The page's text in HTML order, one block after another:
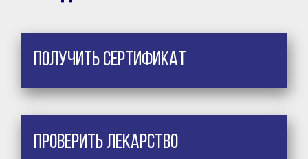
Получить сертификат
Проверить лекарство